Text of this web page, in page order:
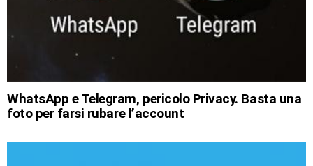
WhatsApp e Telegram, pericolo Privacy. Basta una
foto per farsi rubare l’account